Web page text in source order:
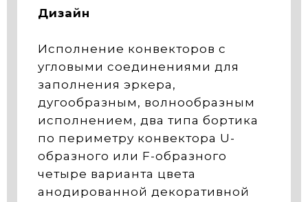
Дизайн
Исполнение конвекторов с
угловыми соединениями для
заполнения эркера,
дугообразным, волнообразным
исполнением, два типа бортика
по периметру конвектора U-
образного или F-образного
четыре варианта цвета
анодированной декоративной